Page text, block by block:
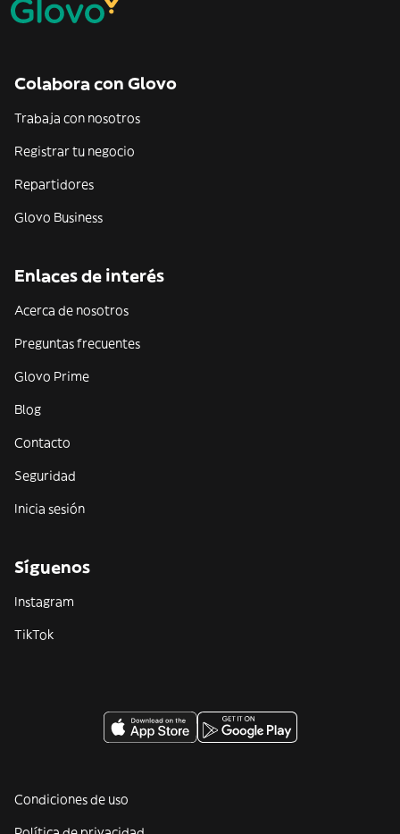
Colabora con Glovo
Trabaja con nosotros
Registrar tu negocio
Repartidores
Glovo Business
Enlaces de interés
Acerca de nosotros
Preguntas frecuentes
Glovo Prime
Blog
Contacto
Seguridad
Inicia sesión
Síguenos
Instagram
TikTok
Condiciones de uso